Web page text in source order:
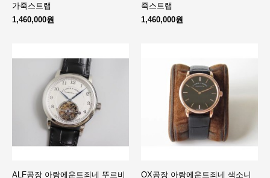
가죽스트랩
1,460,000원
죽스트랩
1,460,000원
ALF공장 아랑에운트죄네 뚜르비
OX공장 아랑에운트죄네 색소니